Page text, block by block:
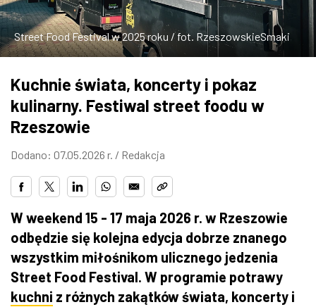
ZDJĘCIA
W RZESZOWIE
Street Food Festival w 2025 roku / fot. RzeszowskieSmaki
Kuchnie świata, koncerty i pokaz
kulinarny. Festiwal street foodu w
Rzeszowie
Dodano: 07.05.2026 r. / Redakcja
W weekend 15 - 17 maja 2026 r. w Rzeszowie
odbędzie się kolejna edycja dobrze znanego
wszystkim miłośnikom ulicznego jedzenia
Street Food Festival. W programie potrawy
kuchni z różnych zakątków świata, koncerty i